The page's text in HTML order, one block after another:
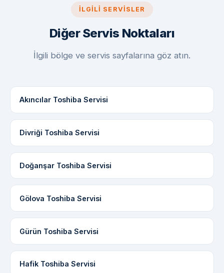
İLGILI SERVISLER
Diğer Servis Noktaları
İlgili bölge ve servis sayfalarına göz atın.
Akıncılar Toshiba Servisi
Divriği Toshiba Servisi
Doğanşar Toshiba Servisi
Gölova Toshiba Servisi
Gürün Toshiba Servisi
Hafik Toshiba Servisi